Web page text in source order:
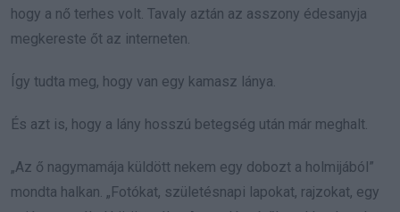
hogy a nő terhes volt. Tavaly aztán az asszony édesanyja
megkereste őt az interneten.
Így tudta meg, hogy van egy kamasz lánya.
És azt is, hogy a lány hosszú betegség után már meghalt.
„Az ő nagymamája küldött nekem egy dobozt a holmijából”
mondta halkan. „Fotókat, születésnapi lapokat, rajzokat, egy